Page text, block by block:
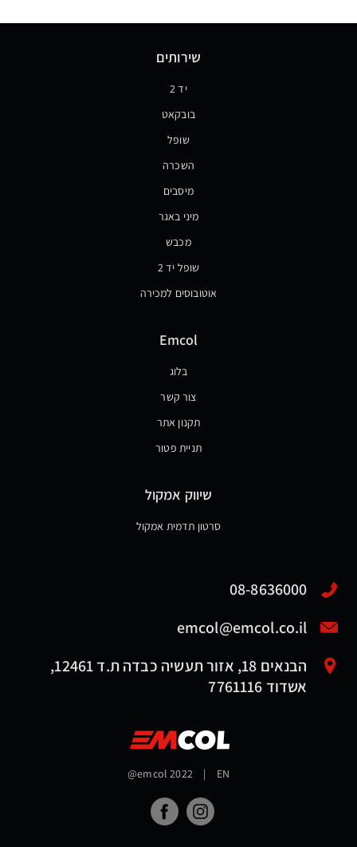
שירותים
יד 2
בובקאט
שופל
השכרה
מיסבים
מיני באגר
מכבש
שופל יד 2
אוטובוסים למכירה
Emcol
בלוג
צור קשר
תקנון אתר
תניית פטור
שיווק אמקול
סרטון תדמית אמקול
08-8636000
emcol@emcol.co.il
הבנאים 18, אזור תעשיה כבדה ת.ד 12461,
אשדוד 7761116
@emcol 2022 | EN